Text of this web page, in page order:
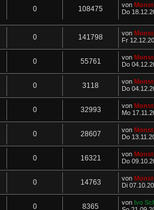
0 108475 von
Do
0 141798 von
Fr
0 55761 von
Do
0 3118 von
Do
0 32993 von
Mo
0 28607 von
Do
0 16321 von
Do
0 14763 von
Di
0 8365 von Ivo